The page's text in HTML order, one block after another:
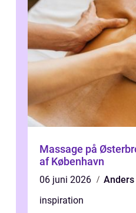
Massage på
af København
06 juni 2026
inspiration